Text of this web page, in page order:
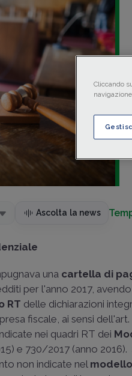
Ascolta la news
una cartella di
per l'anno 2017,
RT delle dichiarazioni
fiscale, ai sensi
nei quadri RT dei
e 730/2017 (anno
non indicate nel
Cliccando